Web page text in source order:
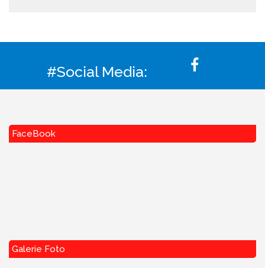
#Social Media:
FaceBook
Galerie Foto